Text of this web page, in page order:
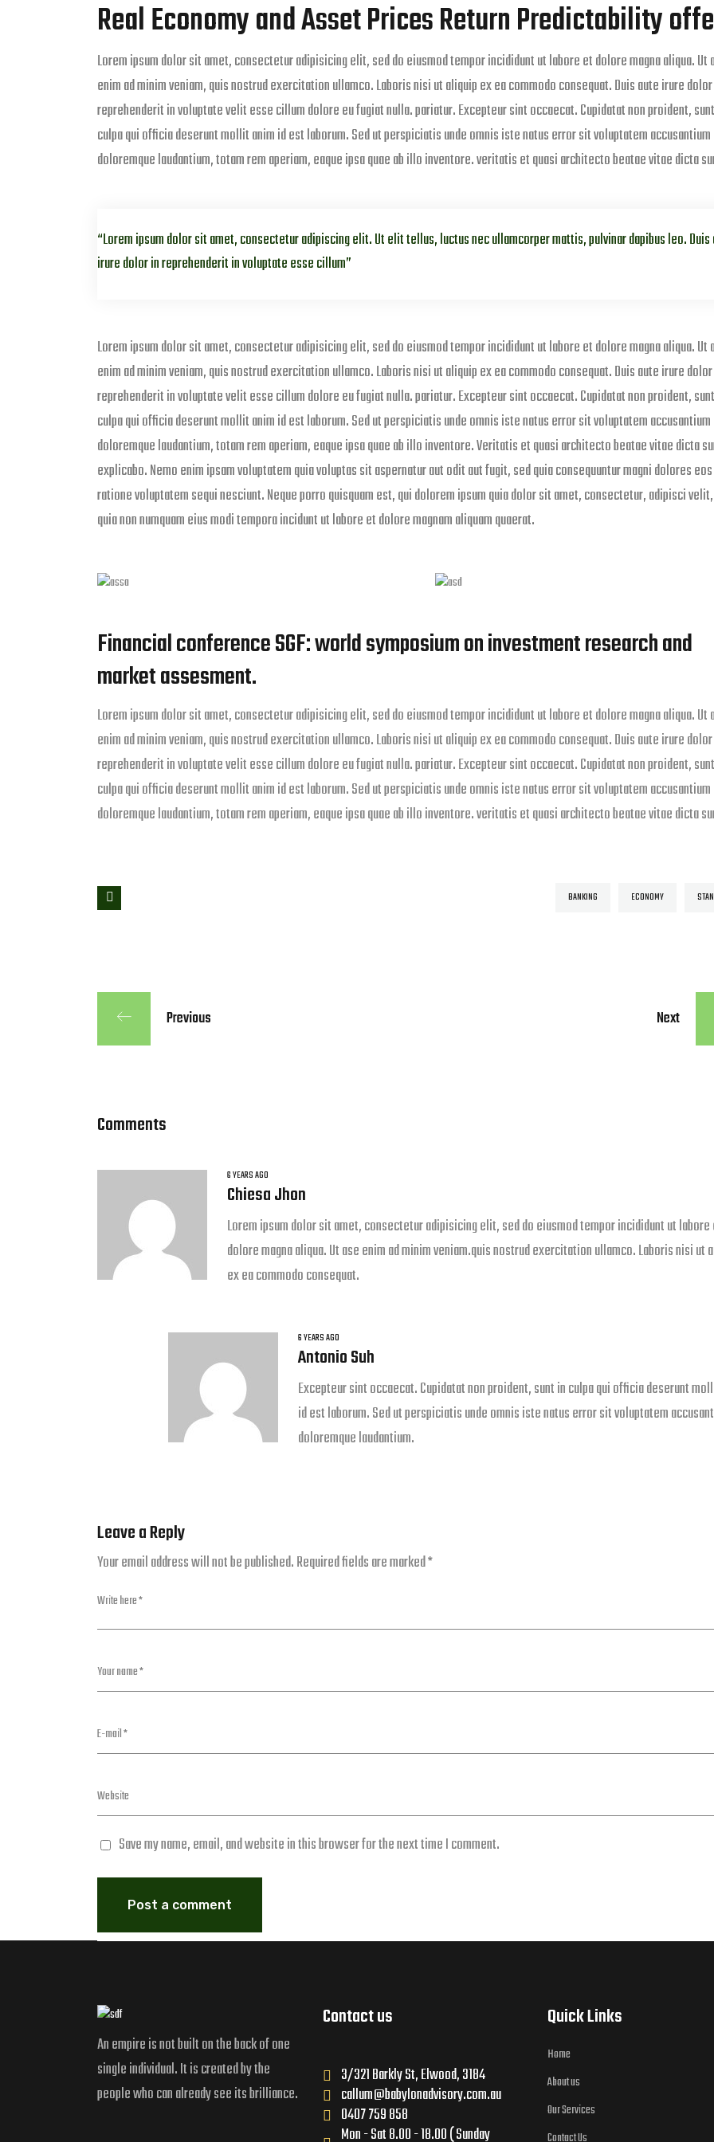
Real Economy and Asset Prices Return Predictability
Lorem ipsum dolor sit amet, consectetur adipisicing elit, sed do eiusmod tempor incididunt ut labore et dolore magna aliqua. Ut
enim ad minim veniam, quis nostrud exercitation ullamco. Laboris nisi ut aliquip ex ea commodo consequat. Duis aute irure
reprehenderit in voluptate velit esse cillum dolore eu fugiat nulla. pariatur. Excepteur sint occaecat. Cupidatat non proident,
culpa qui officia deserunt mollit anim id est laborum. Sed ut perspiciatis unde omnis iste natus error sit voluptatem accusantium
doloremque laudantium, totam rem aperiam, eaque ipsa quae ab illo inventore. veritatis et quasi architecto beatae vitae dicta
Lorem ipsum dolor sit amet, consectetur adipiscing elit. Ut elit tellus, luctus nec ullamcorper mattis, pulvinar dapibus leo. Duis
irure dolor in reprehenderit in voluptate esse cillum
Lorem ipsum dolor sit amet, consectetur adipisicing elit, sed do eiusmod tempor incididunt ut labore et dolore magna aliqua. Ut
enim ad minim veniam, quis nostrud exercitation ullamco. Laboris nisi ut aliquip ex ea commodo consequat. Duis aute irure
reprehenderit in voluptate velit esse cillum dolore eu fugiat nulla. pariatur. Excepteur sint occaecat. Cupidatat non proident,
culpa qui officia deserunt mollit anim id est laborum. Sed ut perspiciatis unde omnis iste natus error sit voluptatem accusantium
doloremque laudantium, totam rem aperiam, eaque ipsa quae ab illo inventore. Veritatis et quasi architecto beatae vitae dicta
explicabo. Nemo enim ipsam voluptatem quia voluptas sit aspernatur aut odit aut fugit, sed quia consequuntur magni dolores
ratione voluptatem sequi nesciunt. Neque porro quisquam est, qui dolorem ipsum quia dolor sit amet, consectetur, adipisci
quia non numquam eius modi tempora incidunt ut labore et dolore magnam aliquam quaerat.
Financial conference SGF: world symposium on investment research and
market assesment.
Lorem ipsum dolor sit amet, consectetur adipisicing elit, sed do eiusmod tempor incididunt ut labore et dolore magna aliqua. Ut
enim ad minim veniam, quis nostrud exercitation ullamco. Laboris nisi ut aliquip ex ea commodo consequat. Duis aute irure
reprehenderit in voluptate velit esse cillum dolore eu fugiat nulla. pariatur. Excepteur sint occaecat. Cupidatat non proident,
culpa qui officia deserunt mollit anim id est laborum. Sed ut perspiciatis unde omnis iste natus error sit voluptatem accusantium
doloremque laudantium, totam rem aperiam, eaque ipsa quae ab illo inventore. veritatis et quasi architecto beatae vitae dicta
BANKING ECONOMY
Previous Next
Comments
6 YEARS AGO
Chiesa Jhon
Lorem ipsum dolor sit amet, consectetur adipisicing elit, sed do eiusmod tempor incididunt ut labore
dolore magna aliqua. Ut ase enim ad minim veniam.quis nostrud exercitation ullamco. Laboris nisi ut
ex ea commodo consequat.
6 YEARS AGO
Antonio Suh
Excepteur sint occaecat. Cupidatat non proident, sunt in culpa qui officia deserunt
id est laborum. Sed ut perspiciatis unde omnis iste natus error sit voluptatem
doloremque laudantium.
Leave a Reply
Your email address will not be published.Required fields are marked*
Save my name, email, and website in this browser for the next time I comment.
An empire is not built on the back of one
single individual. It is created by the
people who can already see its brilliance.
Contact us
3/321 Barkly St, Elwood, 3184
callum@babylonadvisory.com.au
0407 759 858
Mon - Sat 8.00 - 18.00 ( Sunday
Quick Links
Home
About us
Our Services